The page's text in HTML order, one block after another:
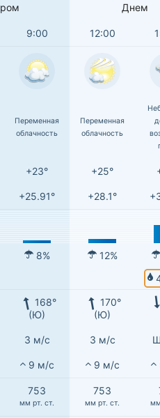
Днем
9:00 12:00
Переменная
облачность
Переменная
облачность
+23° +25°
+25.91° +28.1°
8% 12%
168°
(Ю)
170°
(Ю)
3 м/с 3 м/с
9 м/с 9 м/с
753
мм рт. ст.
753
мм рт. ст.